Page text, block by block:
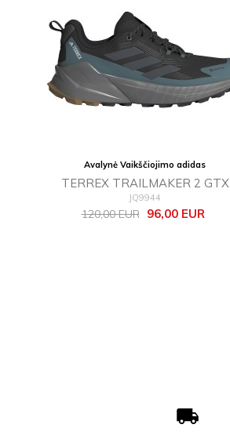
Avalynė Vaikščiojimo adidas
TERREX TRAILMAKER 2 GTX
JQ9944
Bazinė
120,00 EUR Kaina
96,00 EUR
local_shipping